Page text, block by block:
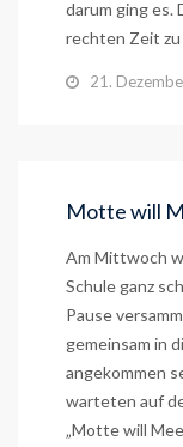
darum ging es.
rechten Zeit
21.
Motte will
Am Mittwoch
Schule ganz
Pause
gemeinsam in
angekommen
warteten auf
„Motte will